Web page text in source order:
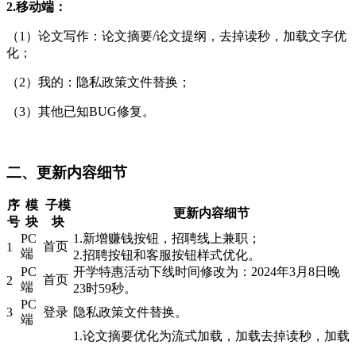
2.移动端：
（1）论文写作：论文摘要/论文提纲，去掉读秒，加载文字优
化；
（2）我的：隐私政策文件替换；
（3）其他已知BUG修复。
二、更新内容细节
序
号
模
块
子模
块
更新内容细节
1
PC
端
首页
1.新增赚钱按钮，招聘线上兼职；
2.招聘按钮和客服按钮样式优化。
2
PC
端
首页
开学特惠活动下线时间修改为：2024年3月8日晚
23时59秒。
3
PC
端
登录 隐私政策文件替换。
1.论文摘要优化为流式加载，加载去掉读秒，加载